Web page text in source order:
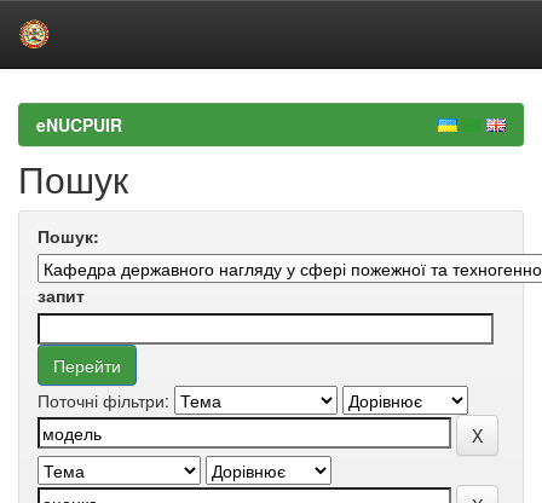
navigationeNUCPUIR
Пошук
Пошук:
запит
Поточні фільтри: